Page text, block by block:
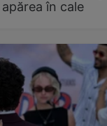
în cale